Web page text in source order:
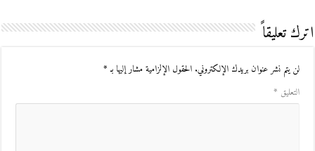
اترك تعليقاً
لن يتم نشر عنوان بريدك الإلكتروني. الحقول الإلزامية مشار إليها بـ*
التعليق *